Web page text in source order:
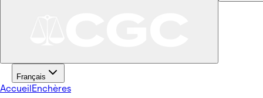
Français
AccueilEnchères